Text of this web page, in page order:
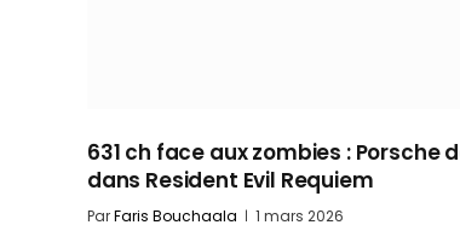
631 ch face aux zombies : Porsche
dans Resident Evil Requiem
ParFaris Bouchaala 1 mars 2026